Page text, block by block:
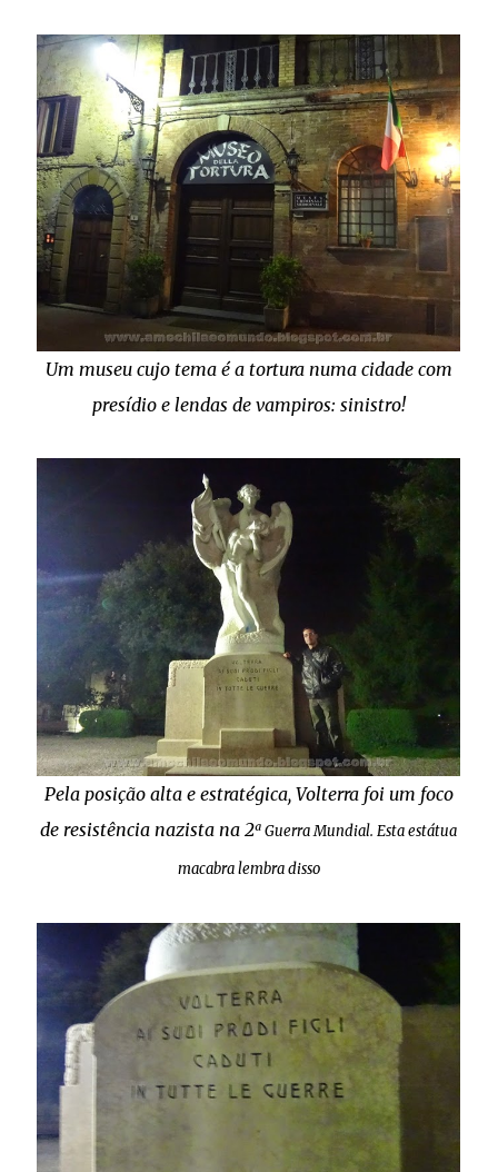
Um museu cujo tema é a tortura numa cidade com
presídio e lendas de vampiros: sinistro!
Pela posição alta e estratégica, Volterra foi um foco
de resistência nazista na 2ª Guerra Mundial. Esta estátua
macabra lembra disso